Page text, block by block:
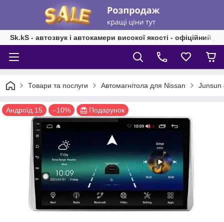
Sk.kS - автозвук і автокамери високої якості - офіційний
Товари та послуги Автомагнітола для Nissan Junsun
Андроїд 15 –10% Подарунок